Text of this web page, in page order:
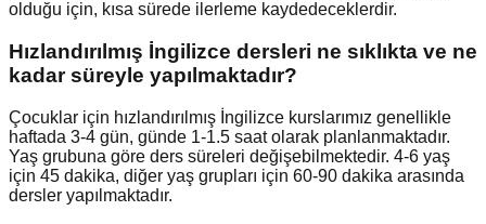
olduğu için, kısa sürede ilerleme kaydedeceklerdir.
Hızlandırılmış İngilizce dersleri ne sıklıkta ve ne
kadar süreyle yapılmaktadır?
Çocuklar için hızlandırılmış İngilizce kurslarımız genellikle
haftada 3-4 gün, günde 1-1.5 saat olarak planlanmaktadır.
Yaş grubuna göre ders süreleri değişebilmektedir. 4-6 yaş
için 45 dakika, diğer yaş grupları için 60-90 dakika arasında
dersler yapılmaktadır.